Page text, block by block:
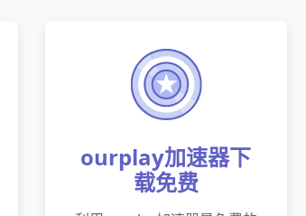
ourplay加速器下
载免费